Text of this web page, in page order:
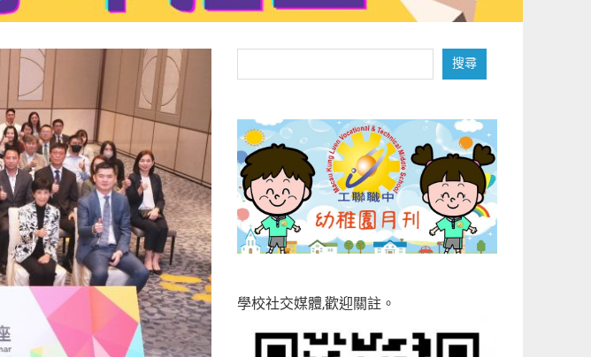
尋
搜尋
學校社交媒體,歡迎關註。